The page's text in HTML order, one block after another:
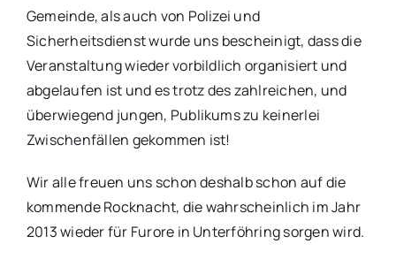
Gemeinde, als auch von Polizei und
Sicherheitsdienst wurde uns bescheinigt, dass die
Veranstaltung wieder vorbildlich organisiert und
abgelaufen ist und es trotz des zahlreichen, und
überwiegend jungen, Publikums zu keinerlei
Zwischenfällen gekommen ist!
Wir alle freuen uns schon deshalb schon auf die
kommende Rocknacht, die wahrscheinlich im Jahr
2013 wieder für Furore in Unterföhring sorgen wird.